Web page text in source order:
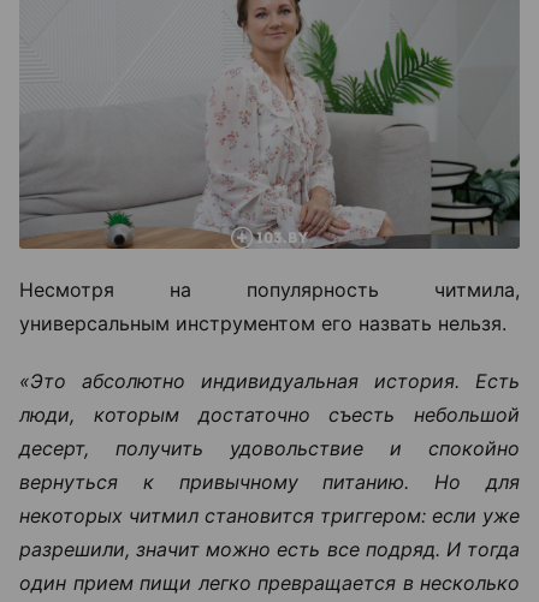
Несмотря на популярность читмила,
универсальным инструментом его назвать нельзя.
«Это абсолютно индивидуальная история. Есть
люди, которым достаточно съесть небольшой
десерт, получить удовольствие и спокойно
вернуться к привычному питанию. Но для
некоторых читмил становится триггером: если уже
разрешили, значит можно есть все подряд. И тогда
один прием пищи легко превращается в несколько